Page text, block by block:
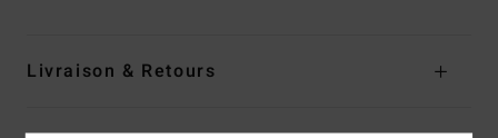
Livraison & Retours